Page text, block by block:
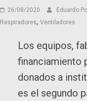
26/08/2020 Eduardo
Respiradores, Ventiladores
Los equipos,
financiamiento
donados a
es el segundo